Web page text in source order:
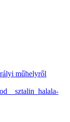
műhelyről